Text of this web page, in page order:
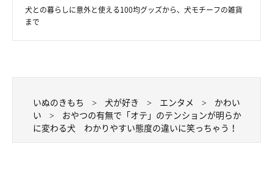
こんちゃんってどんなコ？
犬との暮らしに意外と使える100均グッズから、犬モチーフの雑貨
まで
いぬのきもち 犬が好き エンタメ
かわい
い
おやつの有無で「オテ」のテンションが明らか
に変わる犬 わかりやすい態度の違いに笑っちゃう！